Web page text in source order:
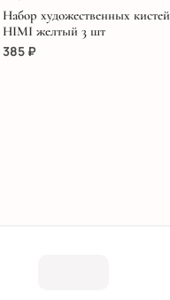
Набор художественных кистей
HIMI желтый 3 шт
385 ₽